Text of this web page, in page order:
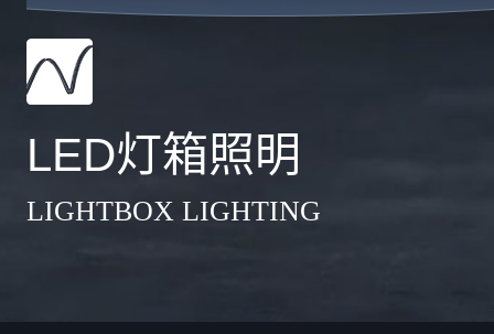
LED灯箱照明
LIGHTBOX LIGHTING